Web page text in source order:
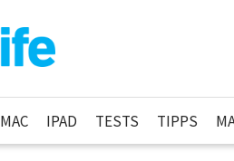
MAC IPAD TESTS TIPPS